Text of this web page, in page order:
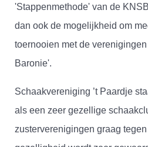
'Stappenmethode' van de
dan ook de mogelijkheid om
toernooien met de
Baronie'.
Schaakvereniging ’t Paardje
als een zeer gezellige
zusterverenigingen graag